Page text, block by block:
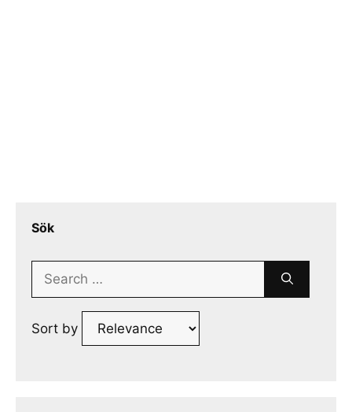
Sök
Search
Sort by